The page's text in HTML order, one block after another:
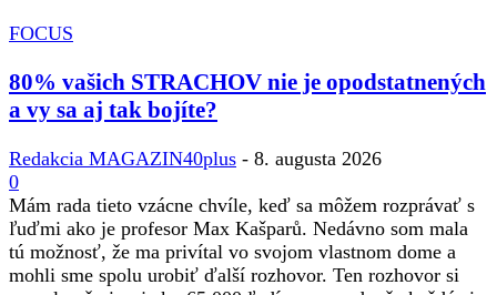
FOCUS
80% vašich STRACHOV nie je opodstatnených
a vy sa aj tak bojíte?
Redakcia MAGAZIN40plus - 8. augusta 2026
0
Mám rada tieto vzácne chvíle, keď sa môžem rozprávať s
ľuďmi ako je profesor Max Kašparů. Nedávno som mala
tú možnosť, že ma privítal vo svojom vlastnom dome a
mohli sme spolu urobiť ďalší rozhovor. Ten rozhovor si